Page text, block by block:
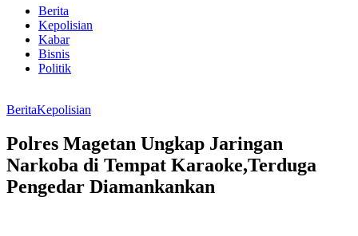
Berita
Kepolisian
Kabar
Bisnis
Politik
BeritaKepolisian
Polres Magetan Ungkap Jaringan
Narkoba di Tempat Karaoke,Terduga
Pengedar Diamankankan